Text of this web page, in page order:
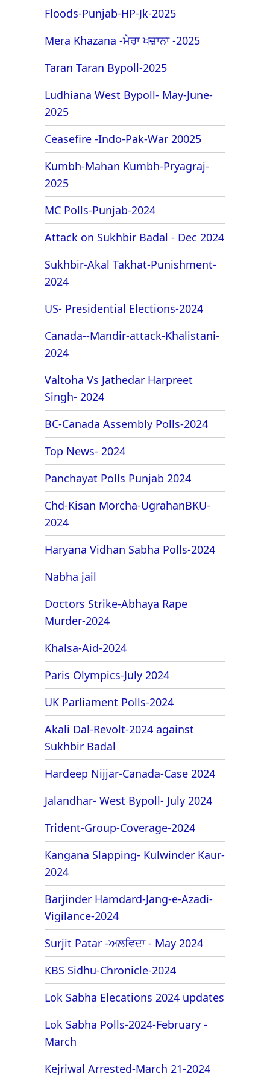
Floods-Punjab-HP-Jk-2025
Mera Khazana -ਮੇਰਾ ਖਜ਼ਾਨਾ -2025
Taran Taran Bypoll-2025
Ludhiana West Bypoll- May-June-
2025
Ceasefire -Indo-Pak-War 20025
Kumbh-Mahan Kumbh-Pryagraj-
2025
MC Polls-Punjab-2024
Attack on Sukhbir Badal - Dec 2024
Sukhbir-Akal Takhat-Punishment-
2024
US- Presidential Elections-2024
Canada--Mandir-attack-Khalistani-
2024
Valtoha Vs Jathedar Harpreet
Singh- 2024
BC-Canada Assembly Polls-2024
Top News- 2024
Panchayat Polls Punjab 2024
Chd-Kisan Morcha-UgrahanBKU-
2024
Haryana Vidhan Sabha Polls-2024
Nabha jail
Doctors Strike-Abhaya Rape
Murder-2024
Khalsa-Aid-2024
Paris Olympics-July 2024
UK Parliament Polls-2024
Akali Dal-Revolt-2024 against
Sukhbir Badal
Hardeep Nijjar-Canada-Case 2024
Jalandhar- West Bypoll- July 2024
Trident-Group-Coverage-2024
Kangana Slapping- Kulwinder Kaur-
2024
Barjinder Hamdard-Jang-e-Azadi-
Vigilance-2024
Surjit Patar -ਅਲਵਿਦਾ - May 2024
KBS Sidhu-Chronicle-2024
Lok Sabha Elecations 2024 updates
Lok Sabha Polls-2024-February -
March
Kejriwal Arrested-March 21-2024